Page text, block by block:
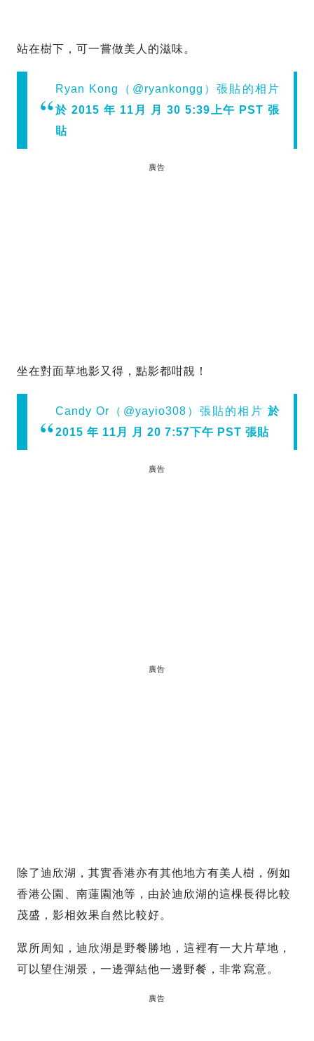
站在樹下，可一嘗做美人的滋味。
Ryan Kong（@ryankongg）張貼的相片
於 2015 年 11月 月 30 5:39上午 PST 張
貼
廣告
坐在對面草地影又得，點影都咁靚！
Candy Or（@yayio308）張貼的相片 於
2015 年 11月 月 20 7:57下午 PST 張貼
廣告
廣告
除了迪欣湖，其實香港亦有其他地方有美人樹，例如
香港公園、南蓮園池等，由於迪欣湖的這棵長得比較
茂盛，影相效果自然比較好。
眾所周知，迪欣湖是野餐勝地，這裡有一大片草地，
可以望住湖景，一邊彈結他一邊野餐，非常寫意。
廣告